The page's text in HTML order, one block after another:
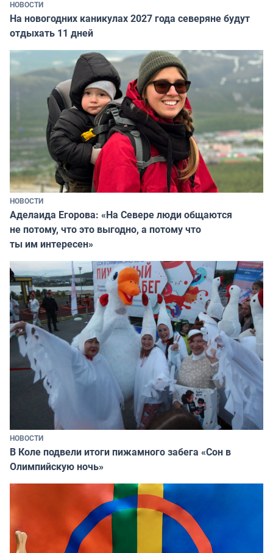
НОВОСТИ
На новогодних каникулах 2027 года северяне будут
отдыхать 11 дней
НОВОСТИ
Аделаида Егорова: «На Севере люди общаются
не потому, что это выгодно, а потому что
ты им интересен»
НОВОСТИ
В Коле подвели итоги пижамного забега «Сон в
Олимпийскую ночь»